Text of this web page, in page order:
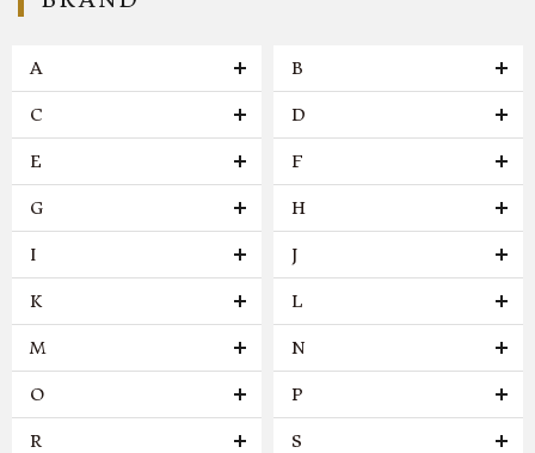
A B
C D
E F
G H
I J
K L
M N
O P
R S